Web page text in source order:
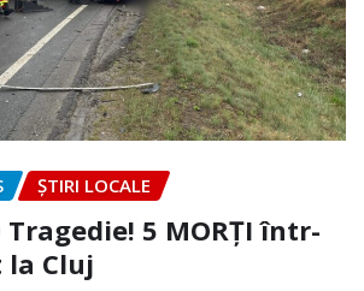
ȘTIRI LOCALE
Tragedie! 5 MORȚI într-
la Cluj